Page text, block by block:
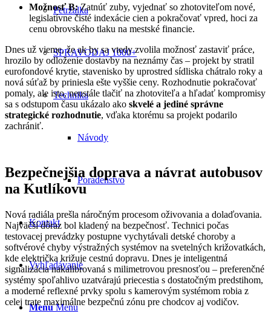
Petržalka
SPRAVODAJ 1000+
Technika
Návody
Poradenstvo
Kontakt
Vyhľadávanie
Menu Menu
Možnosť B:Zatnúť zuby, vyjednať so zhotoviteľom nové,
legislatívne čisté indexácie cien a pokračovať vpred, hoci za
cenu obrovského tlaku na mestské financie.
Dnes už vieme, že ak by sa vtedy zvolila možnosť zastaviť práce,
hrozilo by odloženie dostavby na neznámy čas – projekt by stratil
eurofondové krytie, stavenisko by uprostred sídliska chátralo roky a
nová súťaž by priniesla ešte vyššie ceny. Rozhodnutie pokračovať
pomaly, ale isto, neustále tlačiť na zhotoviteľa a hľadať kompromisy
sa s odstupom času ukázalo ako skvelé a jediné správne
strategické rozhodnutie, vďaka ktorému sa projekt podarilo
zachrániť.
Bezpečnejšia doprava a návrat autobusov
na Kutlíkovu
Nová radiála prešla náročným procesom oživovania a dolaďovania.
Najväčší dôraz bol kladený na bezpečnosť. Technici počas
testovacej prevádzky postupne vychytávali detské choroby a
softvérové chyby výstražných systémov na svetelných križovatkách,
kde električka križuje cestnú dopravu. Dnes je inteligentná
signalizácia nakalibrovaná s milimetrovou presnosťou – preferenčné
systémy spoľahlivo uzatvárajú priecestia s dostatočným predstihom,
a moderné reflexné prvky spolu s kamerovým systémom robia z
celej trate maximálne bezpečnú zónu pre chodcov aj vodičov.